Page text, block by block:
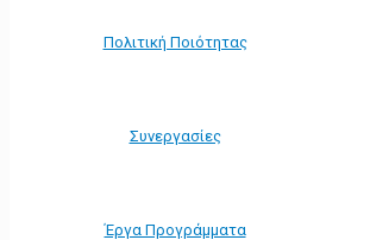
Πολιτική Ποιότητας
Συνεργασίες
Έργα Προγράμματα